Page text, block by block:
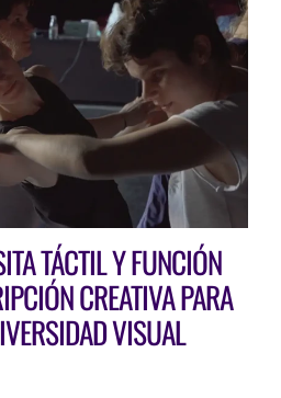
TÁCTIL Y FUNCIÓN
CREATIVA PARA
VISUAL